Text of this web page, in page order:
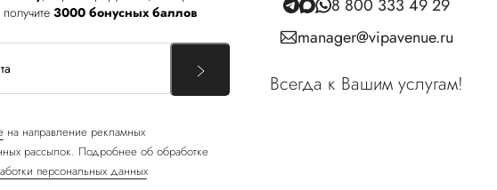
3000 бонусных баллов
на направление рекламных
рассылок. Подробнее об обработке
персональных данных
8 800 333 49 29
manager@vipavenue.ru
Всегда к Вашим услугам!